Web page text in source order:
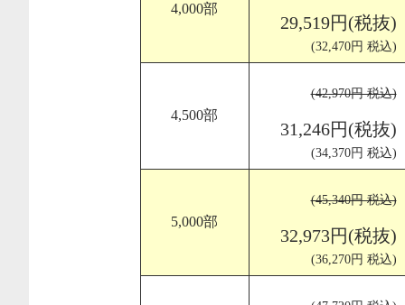
4,000部
29,519円(税抜)
(32,470円 税込)
4,500部
(42,970円 税込)
31,246円(税抜)
(34,370円 税込)
5,000部
(45,340円 税込)
32,973円(税抜)
(36,270円 税込)